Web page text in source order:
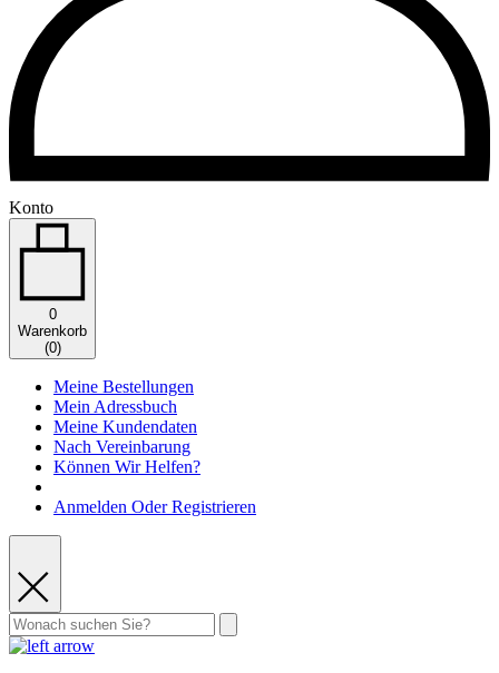
Konto
0
Warenkorb
(0)
Meine Bestellungen
Mein Adressbuch
Meine Kundendaten
Nach Vereinbarung
Können Wir Helfen?
Anmelden Oder Registrieren